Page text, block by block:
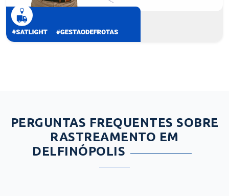
PERGUNTAS FREQUENTES SOBRE
RASTREAMENTO EM
DELFINÓPOLIS